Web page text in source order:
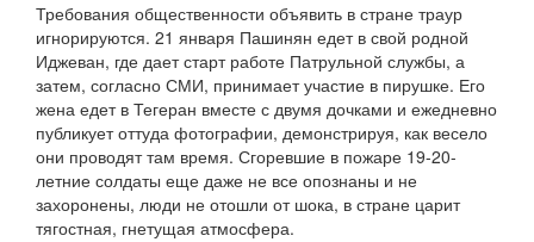
Требования общественности объявить в стране траур
игнорируются. 21 января Пашинян едет в свой родной
Иджеван, где дает старт работе Патрульной службы, а
затем, согласно СМИ, принимает участие в пирушке. Его
жена едет в Тегеран вместе с двумя дочками и ежедневно
публикует оттуда фотографии, демонстрируя, как весело
они проводят там время. Сгоревшие в пожаре 19-20-
летние солдаты еще даже не все опознаны и не
захоронены, люди не отошли от шока, в стране царит
тягостная, гнетущая атмосфера.